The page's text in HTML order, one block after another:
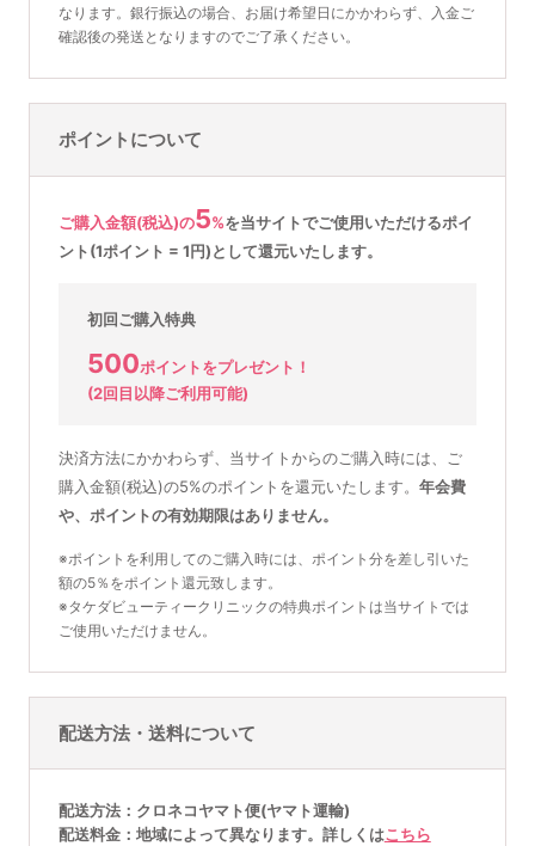
なります。銀行振込の場合、お届け希望日にかかわらず、入金ご
確認後の発送となりますのでご了承ください。
ポイントについて
ご購入金額(税込)の5%を当サイトでご使用いただけるポイ
ント(1ポイント = 1円)として還元いたします。
初回ご購入特典
500ポイントをプレゼント！
(2回目以降ご利用可能)
決済方法にかかわらず、当サイトからのご購入時には、ご
購入金額(税込)の5%のポイントを還元いたします。 年会費
や、ポイントの有効期限はありません。
※ポイントを利用してのご購入時には、ポイント分を差し引いた
額の5％をポイント還元致します。
※タケダビューティークリニックの特典ポイントは当サイトでは
ご使用いただけません。
配送方法・送料について
配送方法
クロネコヤマト便(ヤマト運輸)
配送料金
地域によって異なります。詳しくはこちら